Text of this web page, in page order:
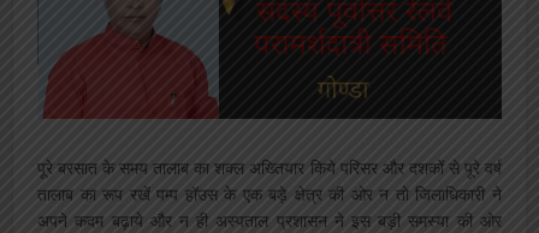
पूरे बरसात के समय तालाब का शक्ल अख्तियार किये परिसर और दशकों से पूरे वर्ष
तालाब का रूप रखें पम्प हॉउस के एक बड़े क्षेत्र की ओर न तो जिलाधिकारी ने
अपने कदम बढ़ाये और न ही अस्पताल प्रशासन ने इस बड़ी समस्या की ओर